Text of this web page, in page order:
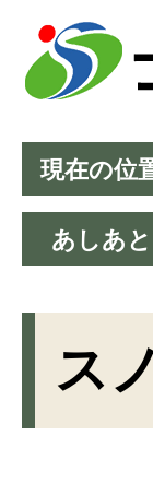
現在の位
あしあと
ス